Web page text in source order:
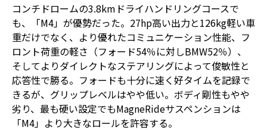
コンチドロームの3.8kmドライハンドリングコースで
も、「M4」が優勢だった。27hp高い出力と126kg軽い車
重だけでなく、より優れたコミュニケーション性能、フ
ロント荷重の軽さ（フォード54％に対しBMW52％）、
そしてよりダイレクトなステアリングによって俊敏性と
応答性で勝る。フォードも十分に速く好タイムを記録で
きるが、グリップレベルはやや低い。ボディ剛性もやや
劣り、最も硬い設定でもMagneRideサスペンションは
「M4」より大きなロールを許容する。